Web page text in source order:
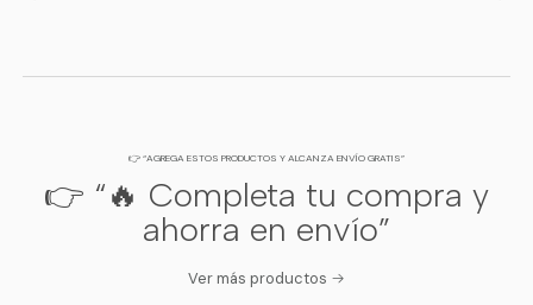
👉 “AGREGA ESTOS PRODUCTOS Y ALCANZA ENVÍO GRATIS”
👉 “🔥 Completa tu compra y
ahorra en envío”
Ver más productos